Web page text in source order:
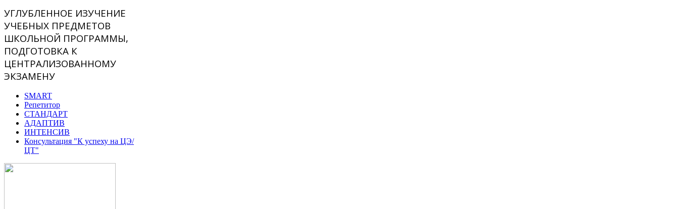
УГЛУБЛЕННОЕ ИЗУЧЕНИЕ
УЧЕБНЫХ ПРЕДМЕТОВ
ШКОЛЬНОЙ ПРОГРАММЫ,
ПОДГОТОВКА К
ЦЕНТРАЛИЗОВАННОМУ
ЭКЗАМЕНУ
SMART
Репетитор
СТАНДАРТ
АДАПТИВ
ИНТЕНСИВ
Консультация "К успеху на ЦЭ/
ЦТ"